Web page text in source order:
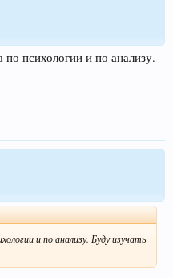
психологии и по анализу.
и по анализу. Буду изучать